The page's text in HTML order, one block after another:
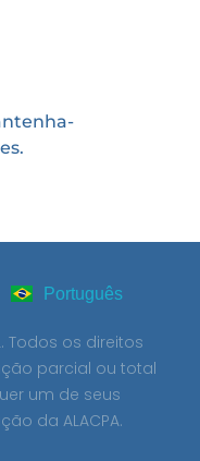
Português
Todos os direitos
parcial ou total
um de seus
da ALACPA.